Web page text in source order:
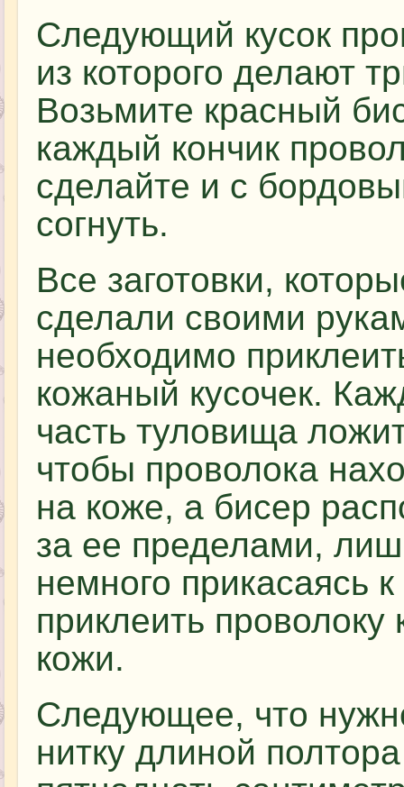
Следующий кусок
из которого делают
Возьмите красный
каждый кончик
сделайте и с
согнуть.
Все заготовки,
сделали своими
необходимо
кожаный кусочек.
часть туловища
чтобы проволока
на коже, а бисер
за ее пределами,
немного прикасаясь
приклеить
кожи.
Следующее, что
нитку длиной